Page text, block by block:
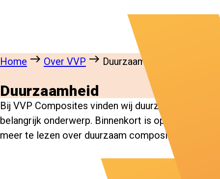
Home east Over VVP east Duurzaamheid
Duurzaamheid
Bij VVP Composites vinden wij duurzaamheid een
belangrijk onderwerp. Binnenkort is op deze pagina
meer te lezen over duurzaam composiet.